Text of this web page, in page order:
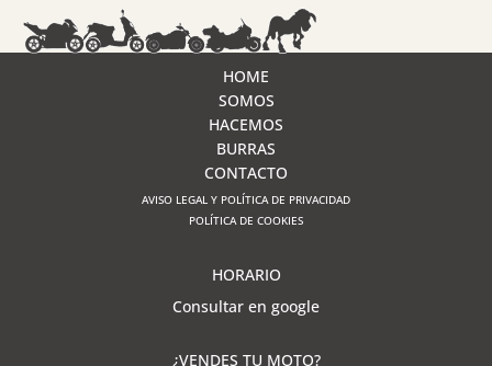
HOME
SOMOS
HACEMOS
BURRAS
CONTACTO
AVISO LEGAL Y POLÍTICA DE PRIVACIDAD
POLÍTICA DE COOKIES
HORARIO
Consultar en google
¿VENDES TU MOTO?